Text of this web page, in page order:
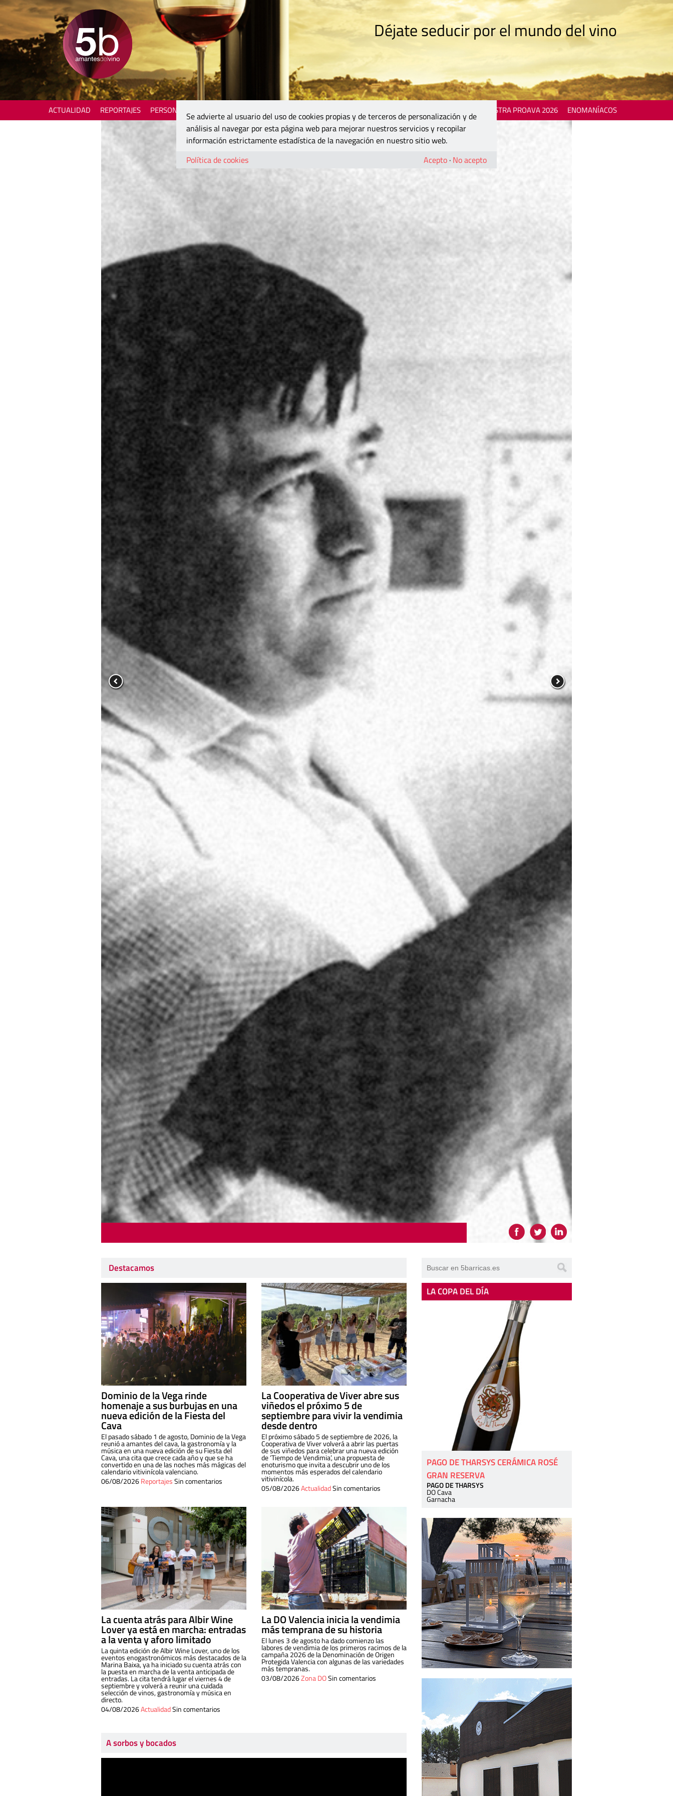
Déjate seducir por el mundo del vino
ACTUALIDAD REPORTAJES PERSONAJES MOSTRA PROAVA 2026 ENOMANÍACOS
Destacamos
Dominio de la Vega rinde
homenaje a sus burbujas en una
nueva edición de la Fiesta del
Cava
El pasado sábado 1 de agosto, Dominio de la Vega
reunió a amantes del cava, la gastronomía y la
música en una nueva edición de su Fiesta del
Cava, una cita que crece cada año y que se ha
convertido en una de las noches más mágicas del
calendario vitivinícola valenciano.
06/08/2026ReportajesSin comentarios
La Cooperativa de Viver abre sus
viñedos el próximo 5 de
septiembre para vivir la vendimia
desde dentro
El próximo sábado 5 de septiembre de 2026, la
Cooperativa de Viver volverá a abrir las puertas
de sus viñedos para celebrar una nueva edición
de ‘Tiempo de Vendimia’, una propuesta de
enoturismo que invita a descubrir uno de los
momentos más esperados del calendario
vitivinícola.
05/08/2026ActualidadSin comentarios
La cuenta atrás para Albir Wine
Lover ya está en marcha: entradas
a la venta y aforo limitado
La quinta edición de Albir Wine Lover, uno de los
eventos enogastronómicos más destacados de la
Marina Baixa, ya ha iniciado su cuenta atrás con
la puesta en marcha de la venta anticipada de
entradas. La cita tendrá lugar el viernes 4 de
septiembre y volverá a reunir una cuidada
selección de vinos, gastronomía y música en
directo.
04/08/2026ActualidadSin comentarios
La DO Valencia inicia la vendimia
más temprana de su historia
El lunes 3 de agosto ha dado comienzo las
labores de vendimia de los primeros racimos de la
campaña 2026 de la Denominación de Origen
Protegida Valencia con algunas de las variedades
más tempranas.
03/08/2026Zona DOSin comentarios
A sorbos y bocados
LA COPA DEL DÍA
PAGO DE THARSYS CERÁMICA ROSÉ
GRAN RESERVA
PAGO DE THARSYS
DO Cava
Garnacha
Se advierte al usuario del uso de cookies propias y de terceros de personalización y de
análisis al navegar por esta página web para mejorar nuestros servicios y recopilar
información estrictamente estadística de la navegación en nuestro sitio web.
Política de cookies
Acepto · No acepto